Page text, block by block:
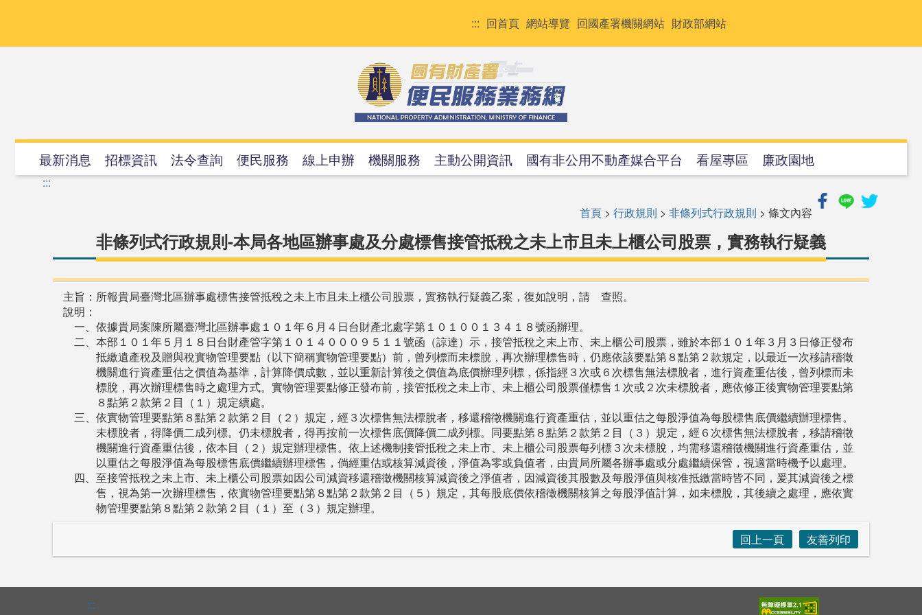
要
::: 回首頁 網站導覽 回國產署機關網站 財政部網站
最新消息 招標資訊 法令查詢 便民服務 線上申辦 機關服務 主動公開資訊 國有非公用不動產媒合平台 看屋專區 廉政園地
:::
首頁 > 行政規則 > 非條列式行政規則 > 條文內容
非條列式行政規則-本局各地區辦事處及分處標售接管抵稅之未上市且未上櫃公司股票，實務執行疑義
主旨：所報貴局臺灣北區辦事處標售接管抵稅之未上市且未上櫃公司股票，實務執行疑義乙案，復如說明，請 查照。
說明：
一、依據貴局案陳所屬臺灣北區辦事處１０１年６月４日台財產北處字第１０１００１３４１８號函辦理。
二、本部１０１年５月１８日台財產管字第１０１４０００９５１１號函（諒達）示，接管抵稅之未上市、未上櫃公司股票，雖於本部１０１年３月３日修正發布
抵繳遺產稅及贈與稅實物管理要點（以下簡稱實物管理要點）前，曾列標而未標脫，再次辦理標售時，仍應依該要點第８點第２款規定，以最近一次移請稽徵
機關進行資產重估之價值為基準，計算降價成數，並以重新計算後之價值為底價辦理列標，係指經３次或６次標售無法標脫者，進行資產重估後，曾列標而未
標脫，再次辦理標售時之處理方式。實物管理要點修正發布前，接管抵稅之未上市、未上櫃公司股票僅標售１次或２次未標脫者，應依修正後實物管理要點第
８點第２款第２目（１）規定續處。
三、依實物管理要點第８點第２款第２目（２）規定，經３次標售無法標脫者，移還稽徵機關進行資產重估，並以重估之每股淨值為每股標售底價繼續辦理標售。
未標脫者，得降價二成列標。仍未標脫者，得再按前一次標售底價降價二成列標。同要點第８點第２款第２目（３）規定，經６次標售無法標脫者，移請稽徵
機關進行資產重估後，依本目（２）規定辦理標售。依上述機制接管抵稅之未上市、未上櫃公司股票每列標３次未標脫，均需移還稽徵機關進行資產重估，並
以重估之每股淨值為每股標售底價繼續辦理標售，倘經重估或核算減資後，淨值為零或負值者，由貴局所屬各辦事處或分處繼續保管，視適當時機予以處理。
四、至接管抵稅之未上市、未上櫃公司股票如因公司減資移還稽徵機關核算減資後之淨值者，因減資後其股數及每股淨值與核准抵繳當時皆不同，爰其減資後之標
售，視為第一次辦理標售，依實物管理要點第８點第２款第２目（５）規定，其每股底價依稽徵機關核算之每股淨值計算，如未標脫，其後續之處理，應依實
物管理要點第８點第２款第２目（１）至（３）規定辦理。
回上一頁
友善列印
:::